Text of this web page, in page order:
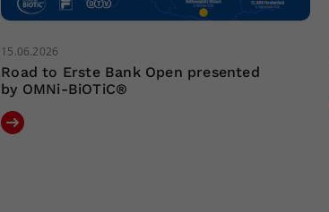
15.06.2026
Road to Erste Bank Open presented
by OMNi-BiOTiC®